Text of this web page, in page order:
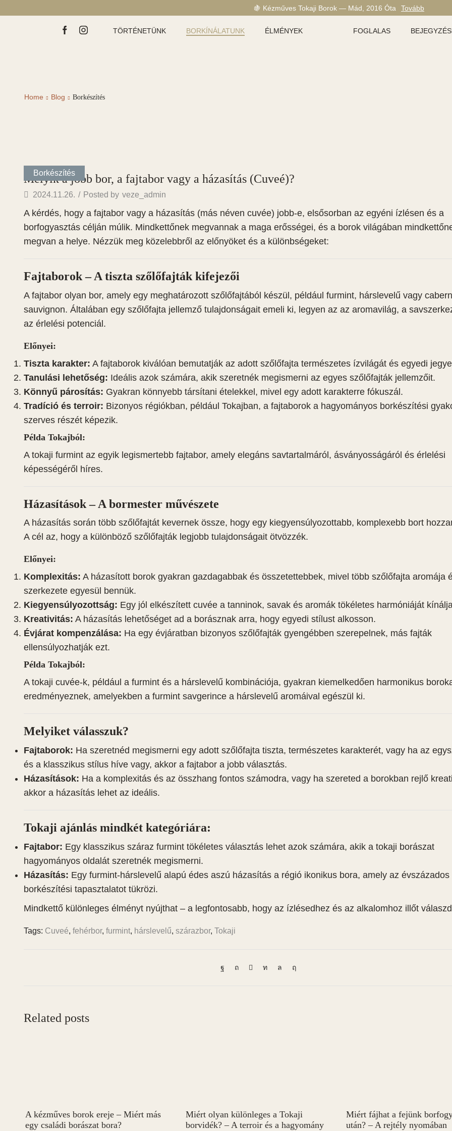
🍇 Kézműves Tokaji Borok — Mád, 2016 Óta Tovább
TÖRTÉNETÜNK BORKÍNÁLATUNK ÉLMÉNYEK FOGLALAS
Home Blog Borkészítés
Borkészítés
Melyik a jobb bor, a fajtabor vagy a házasítás (Cuveé)?
2024.11.26. / Posted by veze_admin
A kérdés, hogy a fajtabor vagy a házasítás (más néven cuvée) jobb-e, elsősorban az egyéni ízlésen és a
borfogyasztás célján múlik. Mindkettőnek megvannak a maga erősségei, és a borok világában
megvan a helye. Nézzük meg közelebbről az előnyöket és a különbségeket:
Fajtaborok – A tiszta szőlőfajták kifejezői
A fajtabor olyan bor, amely egy meghatározott szőlőfajtából készül, például furmint, hárslevelű vagy
sauvignon. Általában egy szőlőfajta jellemző tulajdonságait emeli ki, legyen az az aromavilág, a
az érlelési potenciál.
Előnyei:
Tiszta karakter: A fajtaborok kiválóan bemutatják az adott szőlőfajta természetes ízvilágát és egyedi
Tanulási lehetőség: Ideális azok számára, akik szeretnék megismerni az egyes szőlőfajták jellemzőit.
Könnyű párosítás: Gyakran könnyebb társítani ételekkel, mivel egy adott karakterre fókuszál.
Tradíció és terroir: Bizonyos régiókban, például Tokajban, a fajtaborok a hagyományos borkészítési
szerves részét képezik.
Példa Tokajból:
A tokaji furmint az egyik legismertebb fajtabor, amely elegáns savtartalmáról, ásványosságáról és érlelési
képességéről híres.
Házasítások – A bormester művészete
A házasítás során több szőlőfajtát kevernek össze, hogy egy kiegyensúlyozottabb, komplexebb bort
A cél az, hogy a különböző szőlőfajták legjobb tulajdonságait ötvözzék.
Előnyei:
Komplexitás: A házasított borok gyakran gazdagabbak és összetettebbek, mivel több szőlőfajta aromája
szerkezete egyesül bennük.
Kiegyensúlyozottság: Egy jól elkészített cuvée a tanninok, savak és aromák tökéletes harmóniáját
Kreativitás: A házasítás lehetőséget ad a borásznak arra, hogy egyedi stílust alkosson.
Évjárat kompenzálása: Ha egy évjáratban bizonyos szőlőfajták gyengébben szerepelnek, más fajták
ellensúlyozhatják ezt.
Példa Tokajból:
A tokaji cuvée-k, például a furmint és a hárslevelű kombinációja, gyakran kiemelkedően harmonikus
eredményeznek, amelyekben a furmint savgerince a hárslevelű aromáival egészül ki.
Melyiket válasszuk?
Fajtaborok: Ha szeretnéd megismerni egy adott szőlőfajta tiszta, természetes karakterét, vagy ha az
és a klasszikus stílus híve vagy, akkor a fajtabor a jobb választás.
Házasítások: Ha a komplexitás és az összhang fontos számodra, vagy ha szereted a borokban rejlő
akkor a házasítás lehet az ideális.
Tokaji ajánlás mindkét kategóriára:
Fajtabor: Egy klasszikus száraz furmint tökéletes választás lehet azok számára, akik a tokaji borászat
hagyományos oldalát szeretnék megismerni.
Házasítás: Egy furmint-hárslevelű alapú édes aszú házasítás a régió ikonikus bora, amely az évszázados
borkészítési tapasztalatot tükrözi.
Mindkettő különleges élményt nyújthat – a legfontosabb, hogy az ízlésedhez és az alkalomhoz illőt
Tags: Cuveé, fehérbor, furmint, hárslevelű, szárazbor, Tokaji
Related posts
A kézműves borok ereje – Miért más
egy családi borászat bora?
Miért olyan különleges a Tokaji
borvidék? – A terroir és a hagyomány
Miért fájhat a fejünk
után? – A rejtély nyomában